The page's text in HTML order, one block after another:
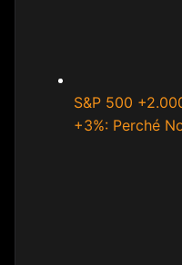
S&P 500
+3%: Perché